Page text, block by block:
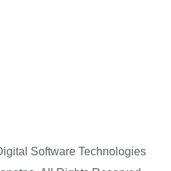
Software Technologies